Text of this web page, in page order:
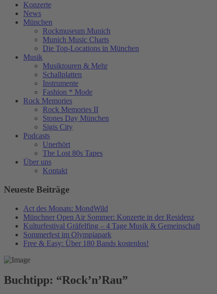
Konzerte
News
München
Rockmuseum Munich
Munich Music Charts
Die Top-Locations in München
Musik
Musiktouren & Mehr
Schallplatten
Instrumente
Fashion * Mode
Rock Memories
Rock Memories II
Stones Day München
Sigis City
Podcasts
Unerhört
The Lost 80s Tapes
Über uns
Kontakt
Neueste Beiträge
Act des Monats: MondWild
Münchner Open Air Sommer: Konzerte in der Residenz
Kulturfestival Gräfelfing – 4 Tage Musik & Gemeinschaft
Sommerfest im Olympiapark
Free & Easy: Über 180 Bands kostenlos!
Buchtipp: “Rock’n’Rau”